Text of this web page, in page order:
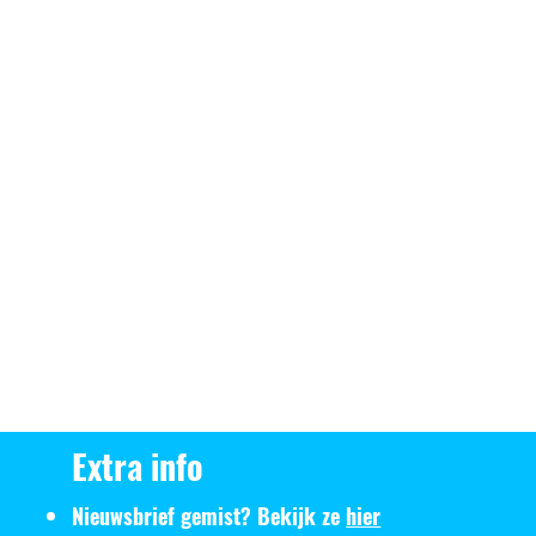
Extra info
Nieuwsbrief gemist? Bekijk ze hier